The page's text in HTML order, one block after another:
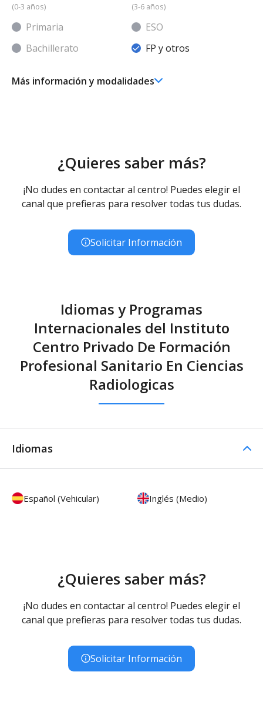
(0-3 años) (3-6 años)
Primaria
ESO
Bachillerato
FP y otros
Más información y modalidades
¿Quieres saber más?
¡No dudes en contactar al centro! Puedes elegir el
canal que prefieras para resolver todas tus dudas.
Solicitar Información
Idiomas y Programas
Internacionales del Instituto
Centro Privado De Formación
Profesional Sanitario En Ciencias
Radiologicas
Idiomas
Español (Vehicular) Inglés (Medio)
¿Quieres saber más?
¡No dudes en contactar al centro! Puedes elegir el
canal que prefieras para resolver todas tus dudas.
Solicitar Información